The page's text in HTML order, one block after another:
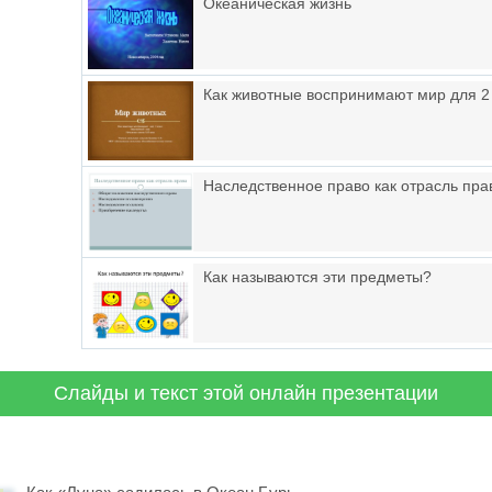
Как животные воспринимают мир для 2
Наследственное право как отрасль
Как называются эти предметы?
Слайды и текст этой онлайн презентации